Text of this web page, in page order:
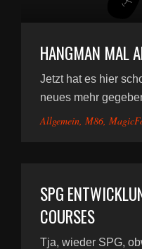
HANGMAN MAL
Jetzt hat es hier
neues mehr
Allgemein, M86,
SPG
COURSES
Tja, wieder SPG,